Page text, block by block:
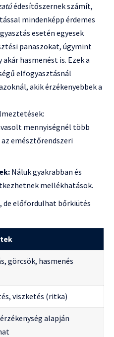
édesítőszernek számít,
mindenképp érdemes
esetén egyesek
panaszokat, úgymint
hasmenést is. Ezek a
elfogyasztásnál
akik érzékenyebbek a
mennyiségnél több
emésztőrendszeri
Náluk gyakrabban és
mellékhatások.
de előfordulhat bőrkiütés
görcsök, hasmenés
viszketés (ritka)
alapján